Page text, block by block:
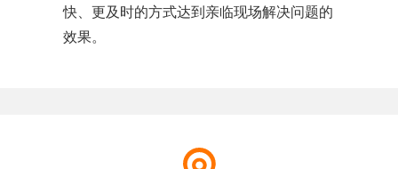
快、更及时的方式达到亲临现场解决问题的
效果。